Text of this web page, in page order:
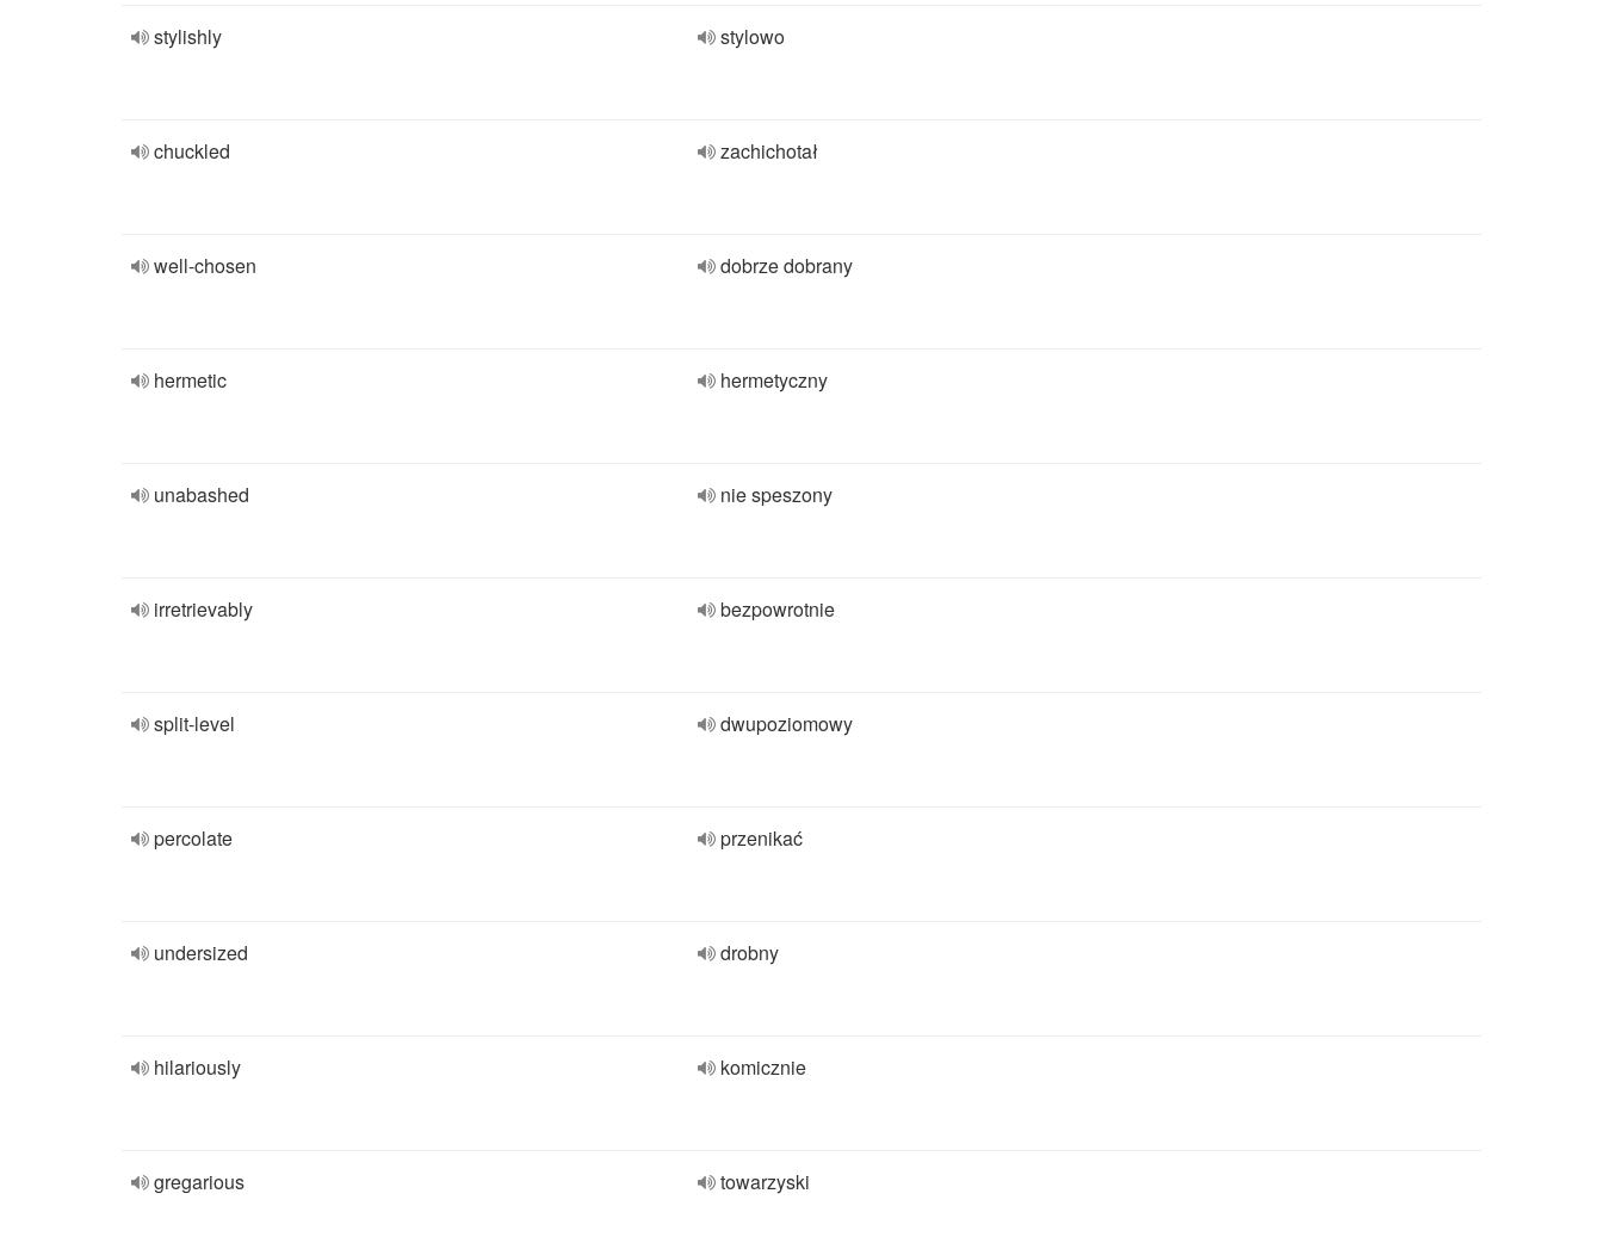
stylishly stylowo
chuckled zachichotał
well-chosen dobrze dobrany
hermetic hermetyczny
unabashed nie speszony
irretrievably bezpowrotnie
split-level dwupoziomowy
percolate przenikać
undersized drobny
hilariously komicznie
gregarious towarzyski